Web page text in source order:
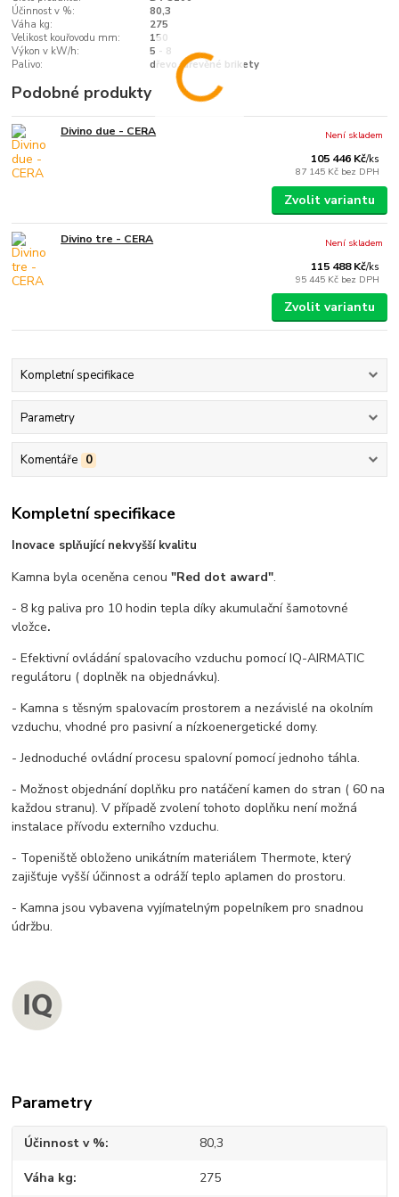
Účinnost v %:
80,3
Váha kg:
275
Velikost kouřovodu mm:
150
Výkon v kW/h:
5 - 8
Palivo:
dřevo, dřevěné brikety
Podobné produkty
Divino due - CERA
105 446 Kč/ks
87 145 Kč bez DPH
Není skladem
Zvolit variantu
Divino tre - CERA
115 488 Kč/ks
95 445 Kč bez DPH
Není skladem
Zvolit variantu
Kompletní specifikace
Parametry
Komentáře 0
Kompletní specifikace
Inovace splňující nekvyšší kvalitu
Kamna byla oceněna cenou "Red dot award".
- 8 kg paliva pro 10 hodin tepla díky akumulační šamotovné
vložce.
- Efektivní ovládání spalovacího vzduchu pomocí IQ-AIRMATIC
regulátoru ( doplněk na objednávku).
- Kamna s těsným spalovacím prostorem a nezávislé na okolním
vzduchu, vhodné pro pasivní a nízkoenergetické domy.
- Jednoduché ovládní procesu spalovní pomocí jednoho táhla.
- Možnost objednání doplňku pro natáčení kamen do stran ( 60 na
každou stranu). V případě zvolení tohoto doplňku není možná
instalace přívodu externího vzduchu.
- Topeniště obloženo unikátním materiálem Thermote, který
zajišťuje vyšší účinnost a odráží teplo aplamen do prostoru.
- Kamna jsou vybavena vyjímatelným popelníkem pro snadnou
údržbu.
Parametry
Účinnost v % 80,3
Váha kg 275